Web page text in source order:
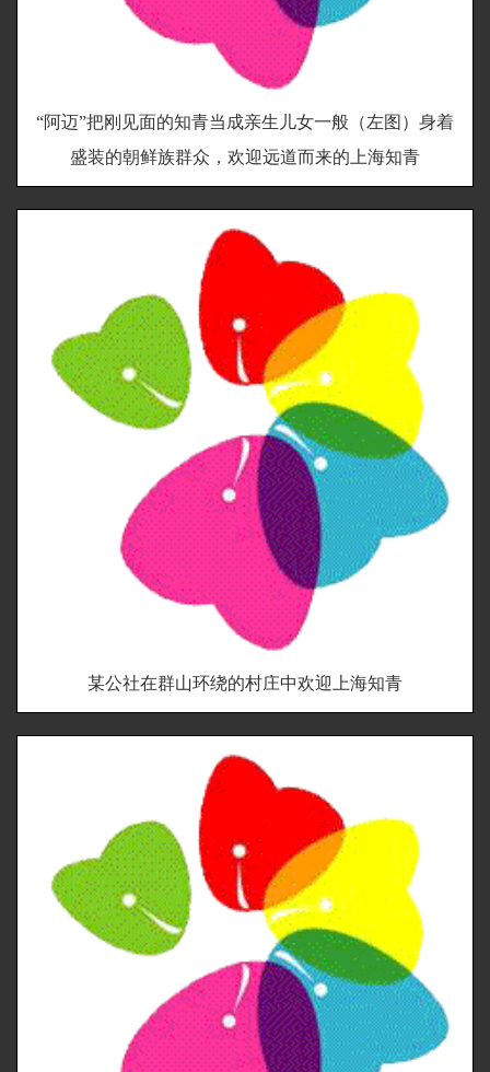
“阿迈”把刚见面的知青当成亲生儿女一般（左图）身着
盛装的朝鲜族群众，欢迎远道而来的上海知青
某公社在群山环绕的村庄中欢迎上海知青